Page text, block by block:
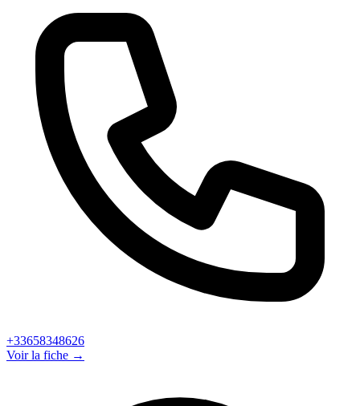
+33658348626
Voir la fiche →